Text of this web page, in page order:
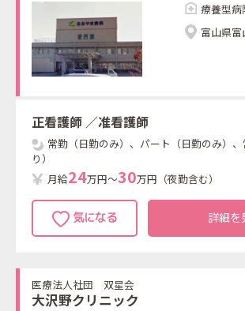
療養型病
富山県富
正看護師 ／准看護師
常勤（日勤のみ）、パート（日勤のみ）
り）
月給24万円～30万円（夜勤含む）
詳細を
医療法人社団 双星会
大沢野クリニック